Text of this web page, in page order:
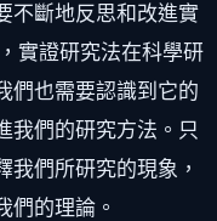
不斷地反思和改進實
實證研究法在科學研
們也需要認識到它的
我們的研究方法。只
我們所研究的現象，
們的理論。